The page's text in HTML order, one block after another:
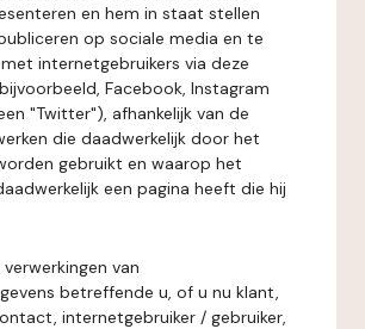
en hem in staat stellen
op sociale media en te
internetgebruikers via deze
Facebook, Instagram
"Twitter"), afhankelijk van de
die daadwerkelijk door het
gebruikt en waarop het
een pagina heeft die hij
van
betreffende u, of u nu klant,
internetgebruiker / gebruiker,